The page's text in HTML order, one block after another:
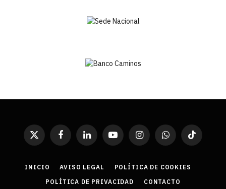
X
FacebookLinkedInYouTubeInstagramWhatsAppTikTok
INICIO AVISO LEGAL
POLÍTICA DE COOKIES
POLÍTICA DE PRIVACIDAD
CONTACTO